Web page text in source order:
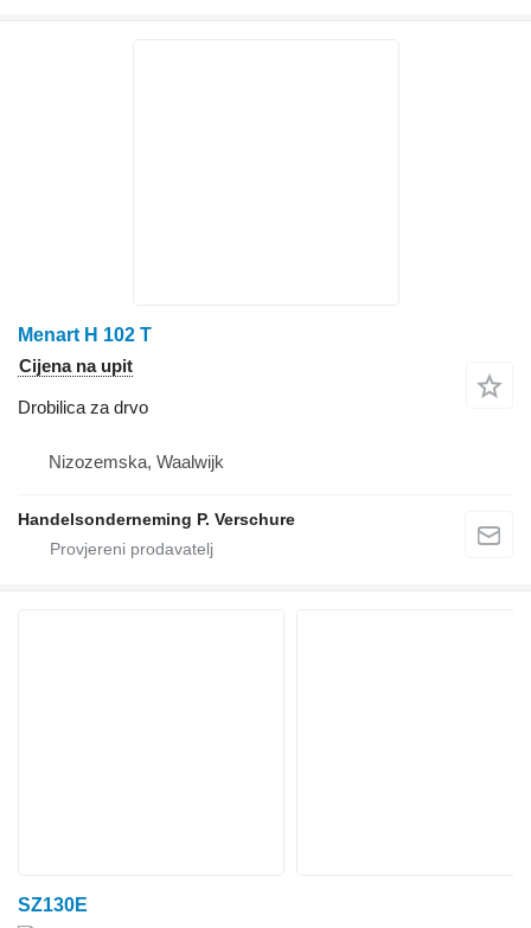
Menart H 102 T
Cijena na upit
Drobilica za drvo
Nizozemska, Waalwijk
Handelsonderneming P. Verschure
SZ130E